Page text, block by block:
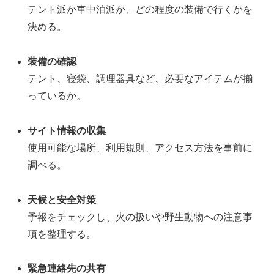
テント派か車中泊派か、どの程度の装備で行くかを
決める。
装備の確認
テント、寝袋、調理器具など、必要なアイテムが揃
っているか。
サイト情報の収集
使用可能な場所、利用規則、アクセス方法を事前に
調べる。
天候と安全対策
予報をチェックし、火の扱いや野生動物への注意事
項を整理する。
緊急連絡先の共有